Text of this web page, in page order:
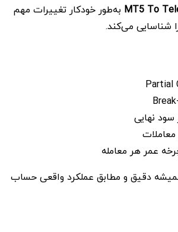
MT5 To به‌طور خودکار تغییرات مهم
شناسایی می‌کند.
نهایی
عمر هر معامله
دقیق و مطابق عملکرد واقعی حساب